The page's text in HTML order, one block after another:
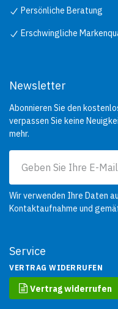
Persönliche Beratung
Erschwingliche
Service
VERTRAG WIDERRUFEN
Vertrag widerrufen
Newsletter
Abonnieren Sie den
verpassen Sie keine
mehr.
Wir verwenden Ihre Daten
Kontaktaufnahme und